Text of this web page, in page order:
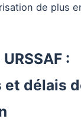
de plus
:
et délais